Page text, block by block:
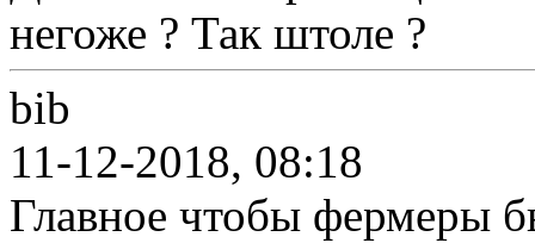
негоже ? Так штоле ?
bib
11-12-2018, 08:18
Главное чтобы фермеры